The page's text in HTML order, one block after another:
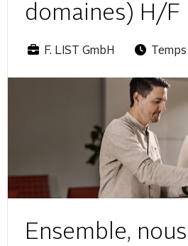
domaines) H/F
F. LIST GmbH
Ensemble,